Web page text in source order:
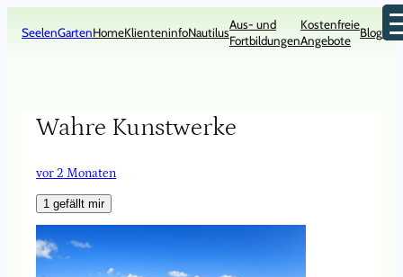
Inhalt
SeelenGartenHomeKlienteninfoNautilus
Aus- und
Fortbildungen
Kostenfreie
Angebote
Blog
Wahre Kunstwerke
vor 2 Monaten
1 gefällt mir